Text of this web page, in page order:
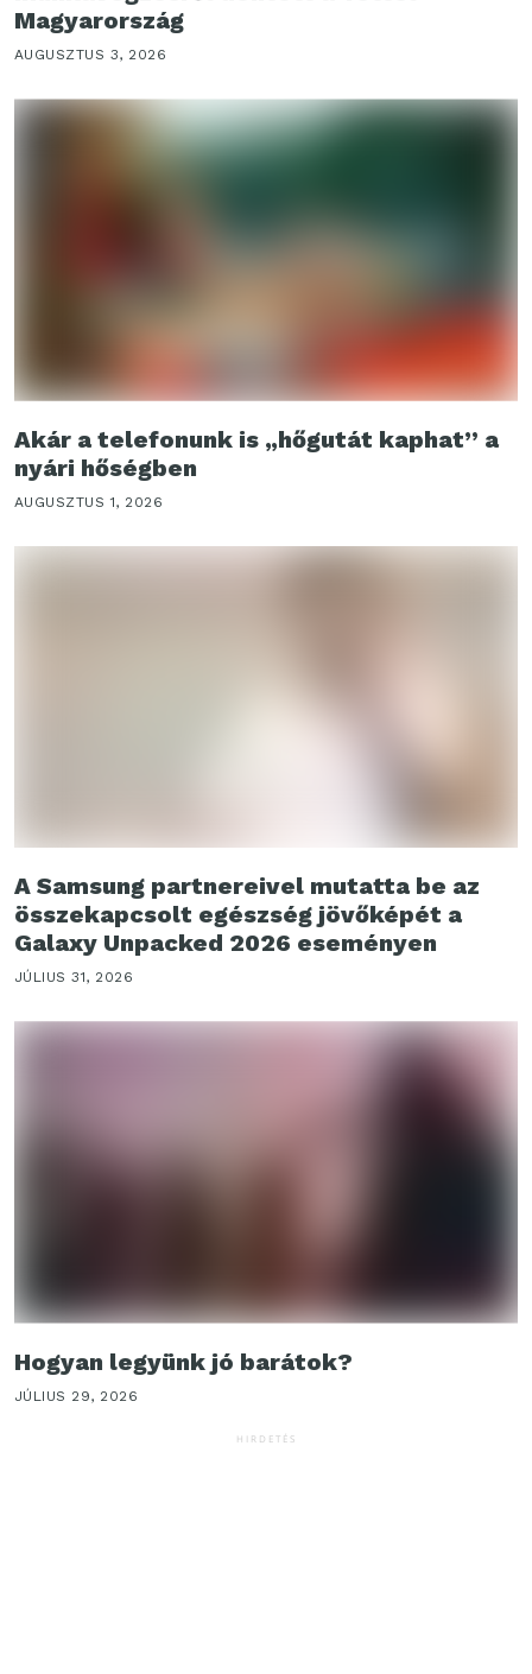
Magyarország
AUGUSZTUS 3, 2026
Akár a telefonunk is „hőgutát kaphat” a
nyári hőségben
AUGUSZTUS 1, 2026
A Samsung partnereivel mutatta be az
összekapcsolt egészség jövőképét a
Galaxy Unpacked 2026 eseményen
JÚLIUS 31, 2026
Hogyan legyünk jó barátok?
JÚLIUS 29, 2026
HIRDETÉS